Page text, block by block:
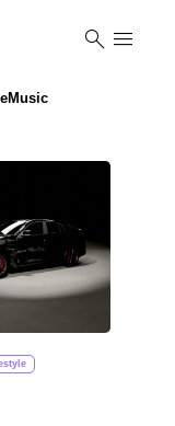
search menu
Music